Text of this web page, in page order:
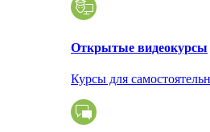
Открытые видеокурсы
Курсы для